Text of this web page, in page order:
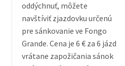
oddýchnuť, môžete
navštíviť zjazdovku určenú
pre sánkovanie ve Fongo
Grande. Cena je 6 € za 6 jázd
vrátane zapožičania sánok